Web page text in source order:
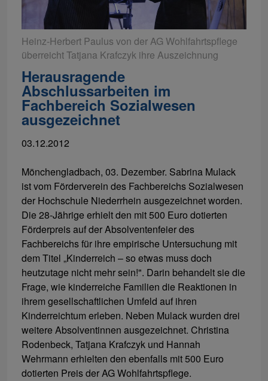
Heinz-Herbert Paulus von der AG Wohlfahrtspflege
überreicht Tatjana Krafczyk ihre Auszeichnung
Herausragende
Abschlussarbeiten im
Fachbereich Sozialwesen
ausgezeichnet
03.12.2012
Mönchengladbach, 03. Dezember. Sabrina Mulack
ist vom Förderverein des Fachbereichs Sozialwesen
der Hochschule Niederrhein ausgezeichnet worden.
Die 28-Jährige erhielt den mit 500 Euro dotierten
Förderpreis auf der Absolventenfeier des
Fachbereichs für ihre empirische Untersuchung mit
dem Titel „Kinderreich – so etwas muss doch
heutzutage nicht mehr sein!". Darin behandelt sie die
Frage, wie kinderreiche Familien die Reaktionen in
ihrem gesellschaftlichen Umfeld auf ihren
Kinderreichtum erleben. Neben Mulack wurden drei
weitere Absolventinnen ausgezeichnet. Christina
Rodenbeck, Tatjana Krafczyk und Hannah
Wehrmann erhielten den ebenfalls mit 500 Euro
dotierten Preis der AG Wohlfahrtspflege.